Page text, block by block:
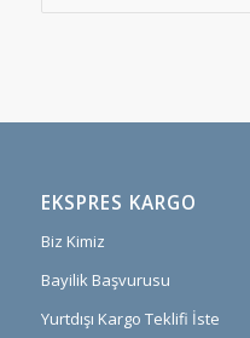
EKSPRES KARGO
Biz Kimiz
Bayilik Başvurusu
Yurtdışı Kargo Teklifi İste